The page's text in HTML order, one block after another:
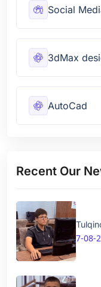
Social
3dMax
AutoCad
Recent Our
7-08-